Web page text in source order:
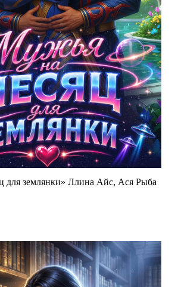
для землянки» Ллина Айс, Ася Рыба